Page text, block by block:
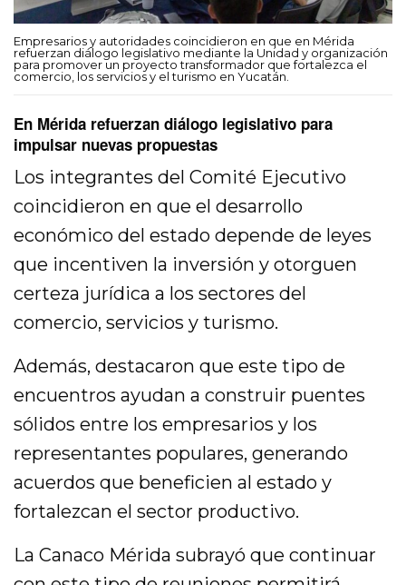
Empresarios y autoridades coincidieron en que en Mérida
refuerzan diálogo legislativo mediante la Unidad y organización
para promover un proyecto transformador que fortalezca el
comercio, los servicios y el turismo en Yucatán.
En Mérida refuerzan diálogo legislativo para
impulsar nuevas propuestas
Los integrantes del Comité Ejecutivo
coincidieron en que el desarrollo
económico del estado depende de leyes
que incentiven la inversión y otorguen
certeza jurídica a los sectores del
comercio, servicios y turismo.
Además, destacaron que este tipo de
encuentros ayudan a construir puentes
sólidos entre los empresarios y los
representantes populares, generando
acuerdos que beneficien al estado y
fortalezcan el sector productivo.
La Canaco Mérida subrayó que continuar